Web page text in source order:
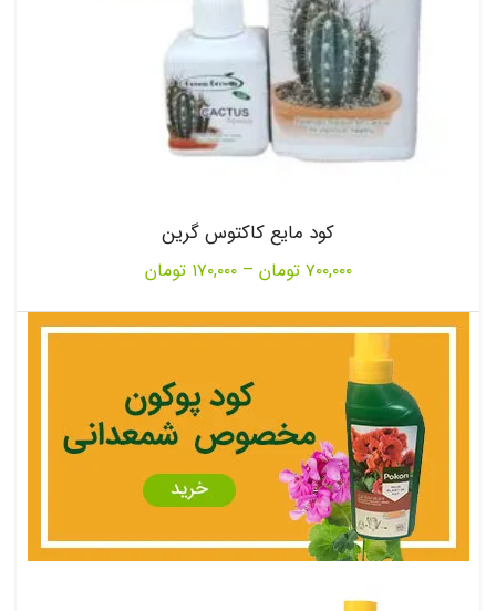
کود مایع کاکتوس گرین
۷۰۰,۰۰۰ تومان – ۱۷۰,۰۰۰ تومانPrice
۱۷۰,۰۰۰ تومان
۷۰۰,۰۰۰ تومان